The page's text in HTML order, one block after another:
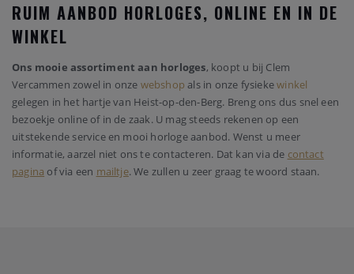
RUIM AANBOD HORLOGES, ONLINE EN IN DE
WINKEL
Ons mooie assortiment aan horloges, koopt u bij Clem
Vercammen zowel in onze webshop als in onze fysiekewinkel
gelegen in het hartje van Heist-op-den-Berg. Breng ons dus snel een
bezoekje online of in de zaak. U mag steeds rekenen op een
uitstekende service en mooi horloge aanbod. Wenst u meer
informatie, aarzel niet ons te contacteren. Dat kan via de contact
pagina of via een mailtje. We zullen u zeer graag te woord staan.